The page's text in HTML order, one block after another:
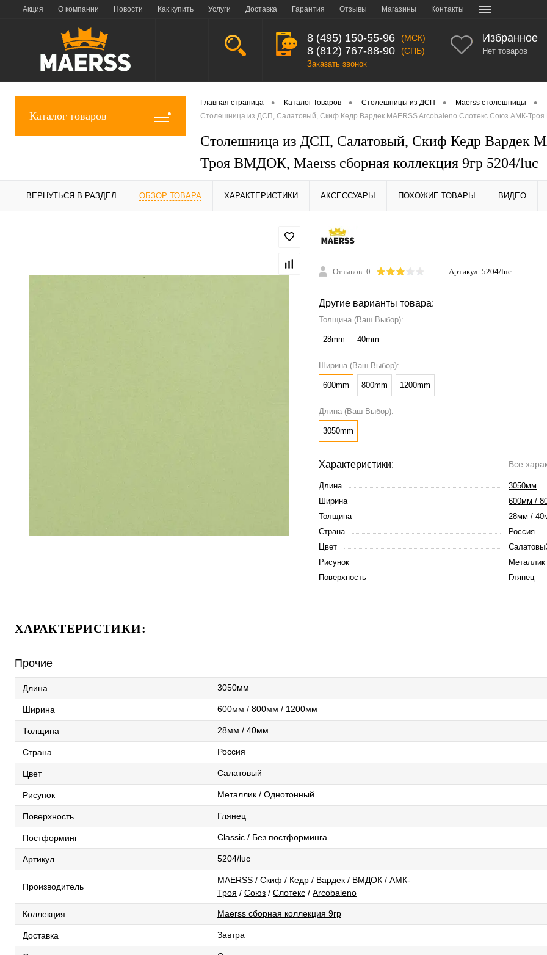
Акция О компании Новости Как купить Услуги Доставка Гарантия Отзывы Магазины Контакты
8 (495) 150-55-96 (МСК)
8 (812) 767-88-90 (СПБ)
Заказать звонок
Избранное
Нет товаров
Каталог товаров
Главная страница • Каталог Товаров • Столешницы из ДСП • Maerss столешницы •
Столешница из ДСП, Салатовый, Скиф Кедр Вардек MAERSS Arcobaleno Слотекс Союз АМК-Троя
Столешница из ДСП, Салатовый, Скиф Кедр Вардек
Троя ВМДОК, Maerss сборная коллекция 9гр 5204/luc
ВЕРНУТЬСЯ В РАЗДЕЛ ОБЗОР ТОВАРА ХАРАКТЕРИСТИКИ АКСЕССУАРЫ ПОХОЖИЕ ТОВАРЫ ВИДЕО
Отзывов: 0 Артикул: 5204/luc
Другие варианты товара:
Толщина (Ваш Выбор):
28mm 40mm
Ширина (Ваш Выбор):
600mm 800mm 1200mm
Длина (Ваш Выбор):
3050mm
Характеристики: Все
Длина
3050мм
Ширина
600мм /
Толщина
28мм /
Страна
Россия
Цвет
Рисунок
Поверхность
Глянец
ХАРАКТЕРИСТИКИ:
Прочие
Длина 3050мм
Ширина 600мм / 800мм / 1200мм
Толщина 28мм / 40мм
Страна Россия
Цвет Салатовый
Рисунок Металлик / Однотонный
Поверхность Глянец
Постформинг Classic / Без постформинга
Артикул 5204/luc
Производитель
MAERSS / Скиф / Кедр / Вардек / ВМДОК / АМК-
Троя / Союз / Слотекс / Arcobaleno
Коллекция Maerss сборная коллекция 9гр
Доставка Завтра